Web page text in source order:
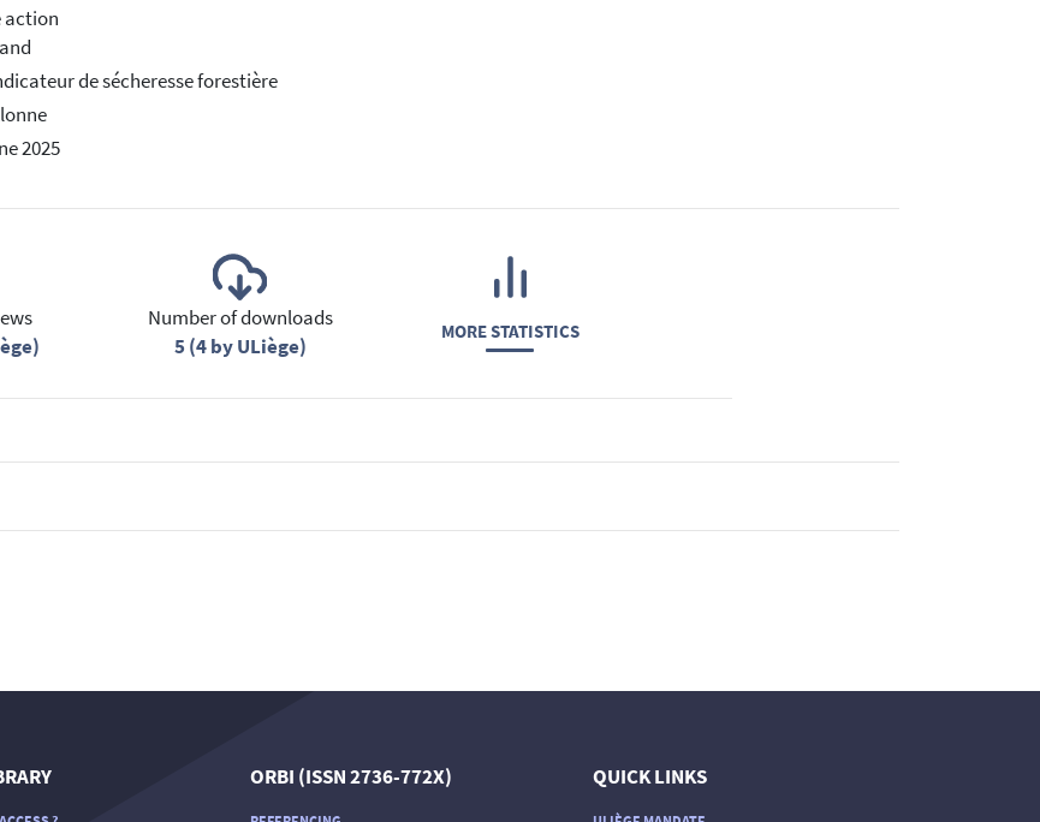
action
de sécheresse forestière
2025
Number of downloads
5 (4 by ULiège)
MORE STATISTICS
ORBI (ISSN 2736-772X) QUICK LINKS